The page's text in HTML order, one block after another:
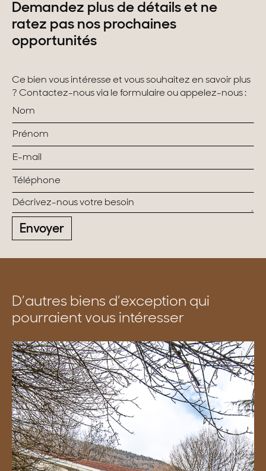
Demandez plus de détails et ne
ratez pas nos prochaines
opportunités
Ce bien vous intéresse et vous souhaitez en savoir plus
? Contactez-nous via le formulaire ou appelez-nous :
Envoyer
D’autres biens d’exception qui
pourraient vous intéresser